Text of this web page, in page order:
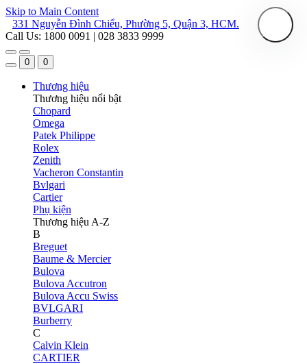
Skip to Main Content
331 Nguyễn Đình Chiểu, Phường 5, Quận 3, HCM.
Call Us: 1800 0091 | 028 3833 9999
0 0
Thương hiệu
Thương hiệu nổi bật
Chopard
Omega
Patek Philippe
Rolex
Zenith
Vacheron Constantin
Bvlgari
Cartier
Phụ kiện
Thương hiệu A-Z
B
Breguet
Baume & Mercier
Bulova
Bulova Accutron
Bulova Accu Swiss
BVLGARI
Burberry
C
Calvin Klein
CARTIER